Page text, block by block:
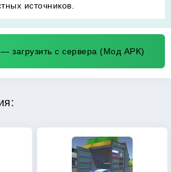
источников.
загрузить с сервера (Мод APK)